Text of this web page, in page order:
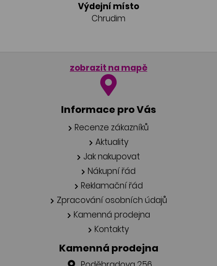
Výdejní místo
Chrudim
zobrazit na mapě
Informace pro Vás
Recenze zákazníků
Aktuality
Jak nakupovat
Nákupní řád
Reklamační řád
Zpracování osobních údajů
Kamenná prodejna
Kontakty
Kamenná prodejna